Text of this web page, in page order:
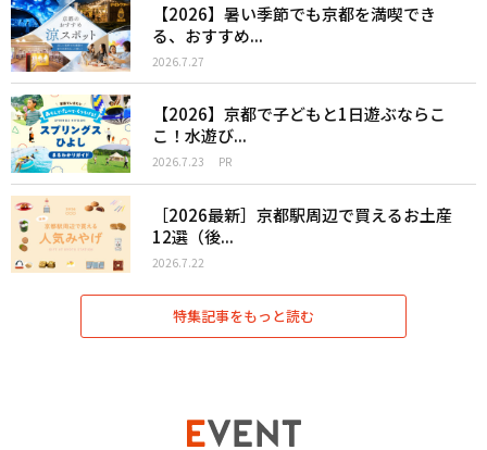
【2026】暑い季節でも京都を満喫でき
る、おすすめ...
2026.7.27
【2026】京都で子どもと1日遊ぶならこ
こ！水遊び...
2026.7.23 PR
［2026最新］京都駅周辺で買えるお土産
12選（後...
2026.7.22
特集記事をもっと読む